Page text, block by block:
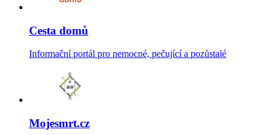
Cesta domů
Informační portál pro nemocné, pečující a pozůstalé
Mojesmrt.cz